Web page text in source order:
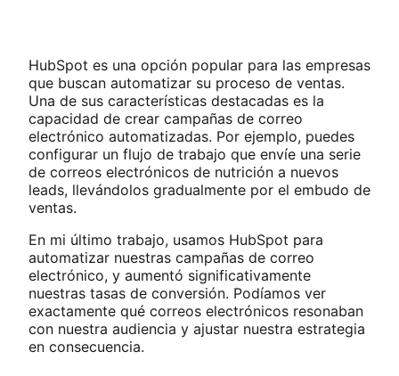
HubSpot es una opción popular para las empresas
que buscan automatizar su proceso de ventas.
Una de sus características destacadas es la
capacidad de crear campañas de correo
electrónico automatizadas. Por ejemplo, puedes
configurar un flujo de trabajo que envíe una serie
de correos electrónicos de nutrición a nuevos
leads, llevándolos gradualmente por el embudo de
ventas.
En mi último trabajo, usamos HubSpot para
automatizar nuestras campañas de correo
electrónico, y aumentó significativamente
nuestras tasas de conversión. Podíamos ver
exactamente qué correos electrónicos resonaban
con nuestra audiencia y ajustar nuestra estrategia
en consecuencia.